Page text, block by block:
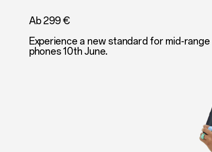
Ab 299 €
Experience a new standard for mid-range
phones 10th June.